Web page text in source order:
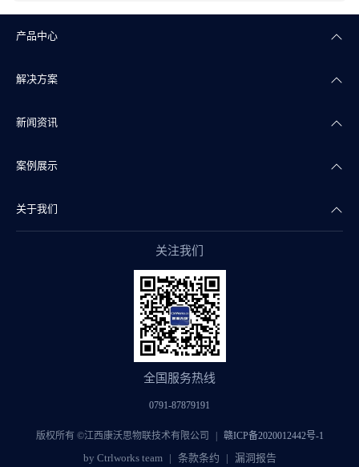
产品中心
楼宇自控
智能照明
智能传感
智慧物联
解决方案
智慧商业
智慧实验室
智慧水务
新闻资讯
公司新闻
产品干货
案例展示
智慧地产案例
关于我们
关注我们
全国服务热线
0791-87879191
版权所有 ©江西康沃思物联技术有限公司 赣ICP备2020012442号-1
by Ctrlworks team 条款条约 漏洞报告